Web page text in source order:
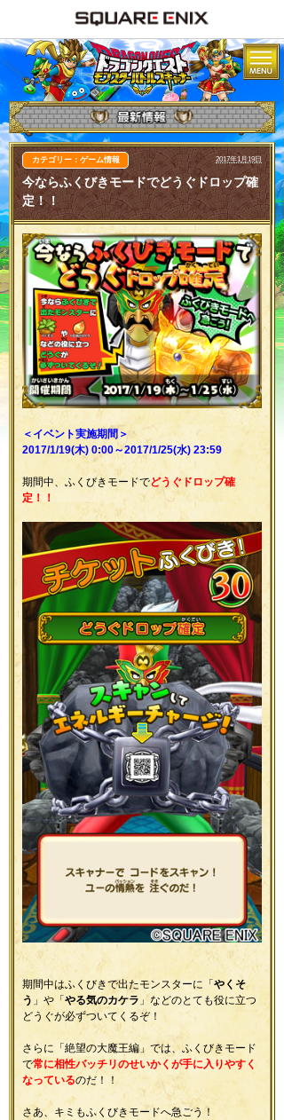
カテゴリー：ゲーム情報 2017年1月19日
今ならふくびきモードでどうぐドロップ確
定！！
＜イベント実施期間＞
2017/1/19(木) 0:00～2017/1/25(水) 23:59
期間中、ふくびきモードでどうぐドロップ確
定！！
期間中はふくびきで出たモンスターに「 やくそ
う 」や「 やる気のカケラ 」などのとても役に立つ
どうぐが必ずついてくるぞ！
さらに「絶望の大魔王編」では、ふくびきモード
で常に相性バッチリのせいかくが手に入りやすく
なっているのだ！！
さあ、キミもふくびきモードへ急ごう！